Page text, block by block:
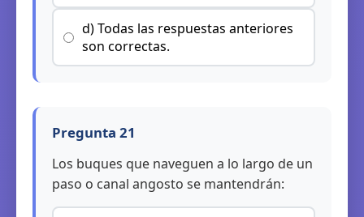
d) Todas las respuestas anteriores
son correctas.
Pregunta 21
Los buques que naveguen a lo largo de un
paso o canal angosto se mantendrán: